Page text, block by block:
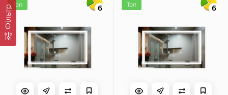
Фільтр 6
Топ 6
Топ